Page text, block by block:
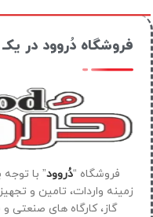
فروشگاه دُروود در
فروشگاه “دُروود
زمینه واردات، تامین و
گاز، کارگاه های صنعتی